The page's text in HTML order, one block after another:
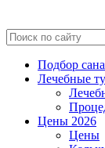
Подбор
Лечебные
Цены 2026
Цены